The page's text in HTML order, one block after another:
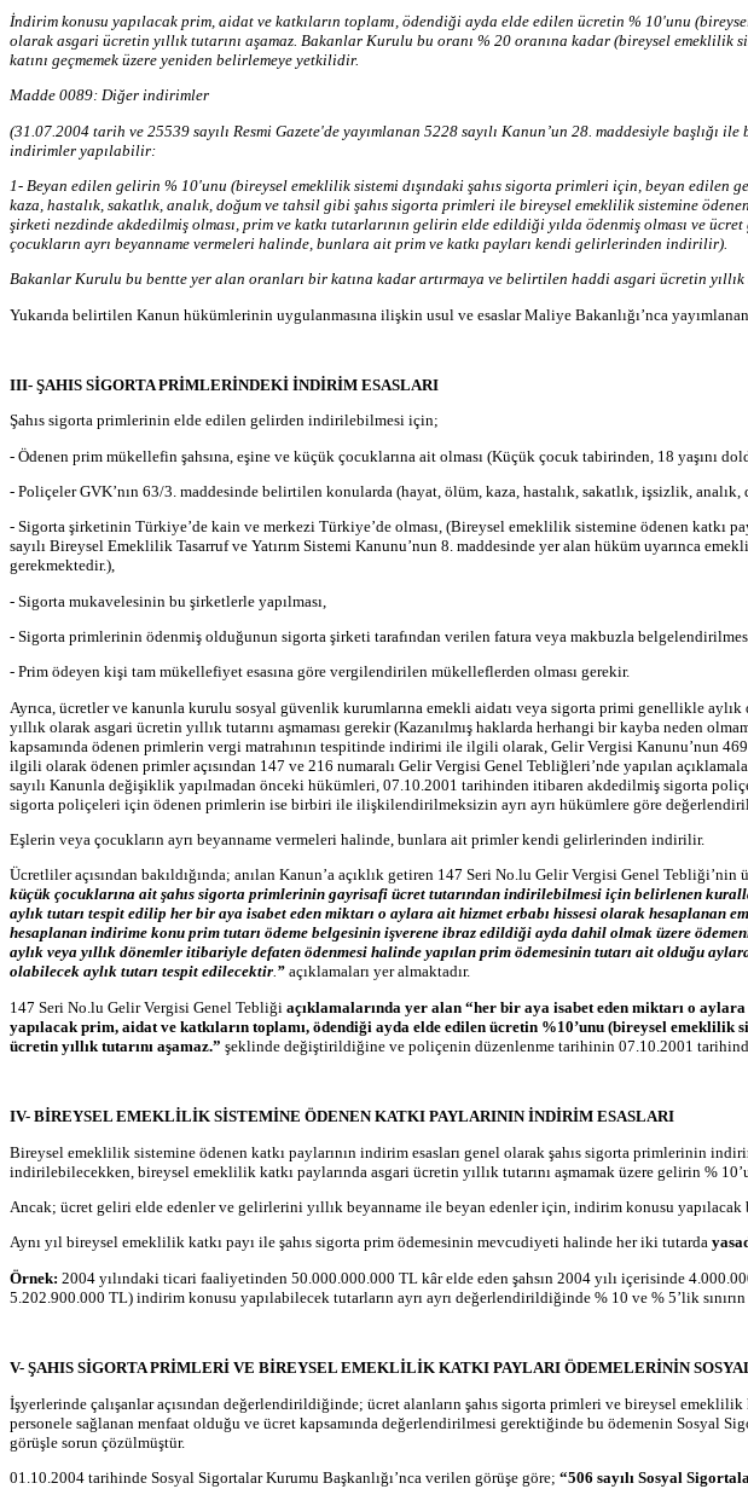
İndirim konusu yapılacak prim, aidat ve katkıların toplamı, ödendiği ayda elde edilen ücretin % 10'unu
olarak asgari ücretin yıllık tutarını aşamaz. Bakanlar Kurulu bu oranı % 20 oranına kadar (bireysel
katını geçmemek üzere yeniden belirlemeye yetkilidir.
Madde 0089: Diğer indirimler
(31.07.2004 tarih ve 25539 sayılı Resmi Gazete'de yayımlanan 5228 sayılı Kanun’un 28. maddesiyle
indirimler yapılabilir:
1- Beyan edilen gelirin % 10'unu (bireysel emeklilik sistemi dışındaki şahıs sigorta primleri için, beyan edilen
kaza, hastalık, sakatlık, analık, doğum ve tahsil gibi şahıs sigorta primleri ile bireysel emeklilik sistemine
şirketi nezdinde akdedilmiş olması, prim ve katkı tutarlarının gelirin elde edildiği yılda ödenmiş olması ve
çocukların ayrı beyanname vermeleri halinde, bunlara ait prim ve katkı payları kendi gelirlerinden indirilir).
Bakanlar Kurulu bu bentte yer alan oranları bir katına kadar artırmaya ve belirtilen haddi asgari ücretin yıllık
Yukarıda belirtilen Kanun hükümlerinin uygulanmasına ilişkin usul ve esaslar Maliye Bakanlığı’nca
III- ŞAHIS SİGORTA PRİMLERİNDEKİ İNDİRİM ESASLARI
Şahıs sigorta primlerinin elde edilen gelirden indirilebilmesi için;
- Ödenen prim mükellefin şahsına, eşine ve küçük çocuklarına ait olması (Küçük çocuk tabirinden, 18 yaşını
- Poliçeler GVK’nın 63/3. maddesinde belirtilen konularda (hayat, ölüm, kaza, hastalık, sakatlık, işsizlik, analık,
- Sigorta şirketinin Türkiye’de kain ve merkezi Türkiye’de olması, (Bireysel emeklilik sistemine ödenen
sayılı Bireysel Emeklilik Tasarruf ve Yatırım Sistemi Kanunu’nun 8. maddesinde yer alan hüküm uyarınca
gerekmektedir.),
- Sigorta mukavelesinin bu şirketlerle yapılması,
- Sigorta primlerinin ödenmiş olduğunun sigorta şirketi tarafından verilen fatura veya makbuzla
- Prim ödeyen kişi tam mükellefiyet esasına göre vergilendirilen mükelleflerden olması gerekir.
Ayrıca, ücretler ve kanunla kurulu sosyal güvenlik kurumlarına emekli aidatı veya sigorta primi genellikle
yıllık olarak asgari ücretin yıllık tutarını aşmaması gerekir (Kazanılmış haklarda herhangi bir kayba neden
kapsamında ödenen primlerin vergi matrahının tespitinde indirimi ile ilgili olarak, Gelir Vergisi Kanunu’nun
ilgili olarak ödenen primler açısından 147 ve 216 numaralı Gelir Vergisi Genel Tebliğleri’nde yapılan
sayılı Kanunla değişiklik yapılmadan önceki hükümleri, 07.10.2001 tarihinden itibaren akdedilmiş sigorta
sigorta poliçeleri için ödenen primlerin ise birbiri ile ilişkilendirilmeksizin ayrı ayrı hükümlere göre
Eşlerin veya çocukların ayrı beyanname vermeleri halinde, bunlara ait primler kendi gelirlerinden indirilir.
Ücretliler açısından bakıldığında; anılan Kanun’a açıklık getiren 147 Seri No.lu Gelir Vergisi Genel
küçük çocuklarına ait şahıs sigorta primlerinin gayrisafi ücret tutarından indirilebilmesi için belirlenen
aylık tutarı tespit edilip her bir aya isabet eden miktarı o aylara ait hizmet erbabı hissesi olarak
hesaplanan indirime konu prim tutarı ödeme belgesinin işverene ibraz edildiği ayda dahil olmak üzere
aylık veya yıllık dönemler itibariyle defaten ödenmesi halinde yapılan prim ödemesinin tutarı ait olduğu
olabilecek aylık tutarı tespit edilecektir.” açıklamaları yer almaktadır.
147 Seri No.lu Gelir Vergisi Genel Tebliği açıklamalarında yer alan “her bir aya isabet eden miktarı o
yapılacak prim, aidat ve katkıların toplamı, ödendiği ayda elde edilen ücretin %10’unu (bireysel
ücretin yıllık tutarını aşamaz.” şeklinde değiştirildiğine ve poliçenin düzenlenme tarihinin 07.10.2001
IV- BİREYSEL EMEKLİLİK SİSTEMİNE ÖDENEN KATKI PAYLARININ İNDİRİM ESASLARI
Bireysel emeklilik sistemine ödenen katkı paylarının indirim esasları genel olarak şahıs sigorta primlerinin
indirilebilecekken, bireysel emeklilik katkı paylarında asgari ücretin yıllık tutarını aşmamak üzere gelirin %
Ancak; ücret geliri elde edenler ve gelirlerini yıllık beyanname ile beyan edenler için, indirim konusu
Aynı yıl bireysel emeklilik katkı payı ile şahıs sigorta prim ödemesinin mevcudiyeti halinde her iki tutarda
Örnek: 2004 yılındaki ticari faaliyetinden 50.000.000.000 TL kâr elde eden şahsın 2004 yılı içerisinde
5.202.900.000 TL) indirim konusu yapılabilecek tutarların ayrı ayrı değerlendirildiğinde % 10 ve % 5’lik
V- ŞAHIS SİGORTA PRİMLERİ VE BİREYSEL EMEKLİLİK KATKI PAYLARI ÖDEMELERİNİN
İşyerlerinde çalışanlar açısından değerlendirildiğinde; ücret alanların şahıs sigorta primleri ve bireysel
personele sağlanan menfaat olduğu ve ücret kapsamında değerlendirilmesi gerektiğinde bu ödemenin Sosyal
görüşle sorun çözülmüştür.
01.10.2004 tarihinde Sosyal Sigortalar Kurumu Başkanlığı’nca verilen görüşe göre; “506 sayılı Sosyal